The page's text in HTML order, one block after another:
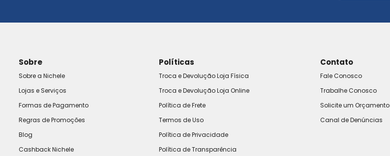
Sobre
Sobre a Nichele
Lojas e Serviços
Formas de Pagamento
Regras de Promoções
Blog
Cashback Nichele
Políticas
Troca e Devolução Loja Física
Troca e Devolução Loja Online
Política de Frete
Termos de Uso
Política de Privacidade
Política de Transparência
Contato
Fale Conosco
Trabalhe Conosco
Solicite um Orçamento
Canal de Denúncias